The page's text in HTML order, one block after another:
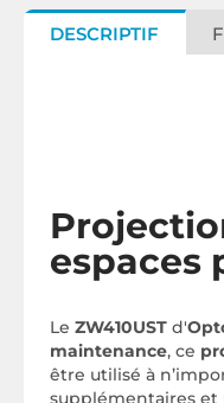
DESCRIPTIF
espaces
Le ZW410UST d'
maintenance, ce
être utilisé à
supplémentaires et